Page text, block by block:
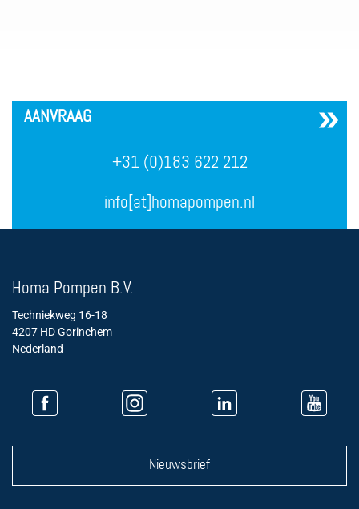
AANVRAAG
+31 (0)183 622 212
info[at]homapompen.nl
Homa Pompen B.V.
Techniekweg 16-18
4207 HD Gorinchem
Nederland
Nieuwsbrief